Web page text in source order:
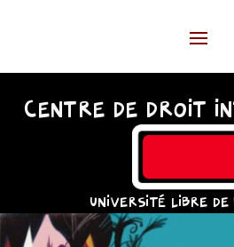
CENTRE DE DROIT
UNIVERSITÉ LIBRE DE